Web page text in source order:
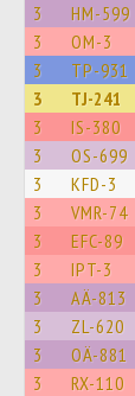
3 HM-599
3 OM-3
3 TP-931
3 TJ-241
3 IS-380
3 OS-699
3 KFD-3
3 VMR-74
3 EFC-89
3 IPT-3
3 AÄ-813
3 ZL-620
3 OÄ-881
3 RX-110